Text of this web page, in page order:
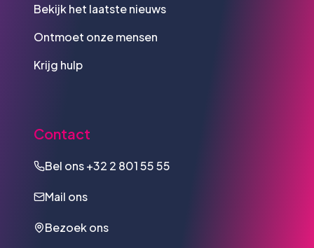
Bekijk het laatste nieuws
Ontmoet onze mensen
Krijg hulp
Contact
Bel ons+32 2 801 55 55
Mail ons
Bezoek ons